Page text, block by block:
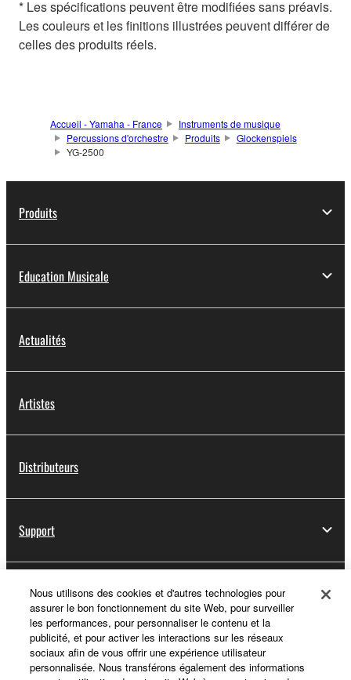
* Les spécifications peuvent être modifiées sans préavis.
Les couleurs et les finitions illustrées peuvent différer de
celles des produits réels.
Accueil - Yamaha - France
Instruments de musique
Percussions d'orchestre
Produits
Glockenspiels
YG-2500
Produits
Education Musicale
Actualités
Artistes
Distributeurs
Support
Yamaha Music ID - Enregistrement
A propos de Yamaha
Nous utilisons des cookies et d'autres technologies pour
assurer le bon fonctionnement du site Web, pour surveiller
les performances, pour personnaliser le contenu et la
publicité, et pour activer les interactions sur les réseaux
sociaux afin de vous offrir une expérience utilisateur
personnalisée. Nous transférons également des informations